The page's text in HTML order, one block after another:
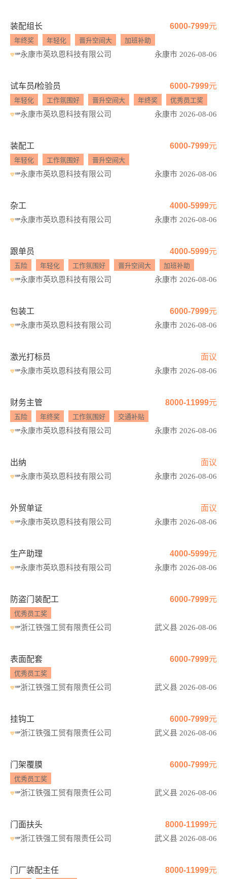
装配组长 6000-7999元
年终奖 年轻化 晋升空间大 加班补助
永康市英玖恩科技有限公司 永康市 2026-08-06
试车员/检验员 6000-7999元
年轻化 工作氛围好 晋升空间大 年终奖 优秀员工奖
永康市英玖恩科技有限公司 永康市 2026-08-06
装配工 6000-7999元
年轻化 工作氛围好 晋升空间大
永康市英玖恩科技有限公司 永康市 2026-08-06
杂工 4000-5999元
永康市英玖恩科技有限公司 永康市 2026-08-06
跟单员 4000-5999元
五险 年轻化 工作氛围好 晋升空间大 加班补助
永康市英玖恩科技有限公司 永康市 2026-08-06
包装工 6000-7999元
永康市英玖恩科技有限公司 永康市 2026-08-06
激光打标员 面议
永康市英玖恩科技有限公司 永康市 2026-08-06
财务主管 8000-11999元
五险 年终奖 工作氛围好 交通补贴
永康市英玖恩科技有限公司 永康市 2026-08-06
出纳 面议
永康市英玖恩科技有限公司 永康市 2026-08-06
外贸单证 面议
永康市英玖恩科技有限公司 永康市 2026-08-06
生产助理 4000-5999元
永康市英玖恩科技有限公司 永康市 2026-08-06
防盗门装配工 6000-7999元
优秀员工奖
浙江铁强工贸有限责任公司 武义县 2026-08-06
表面配套 6000-7999元
优秀员工奖
浙江铁强工贸有限责任公司 武义县 2026-08-06
挂钩工 6000-7999元
浙江铁强工贸有限责任公司 武义县 2026-08-06
门架覆膜 6000-7999元
优秀员工奖
浙江铁强工贸有限责任公司 武义县 2026-08-06
门面扶头 8000-11999元
浙江铁强工贸有限责任公司 武义县 2026-08-06
门厂装配主任 8000-11999元